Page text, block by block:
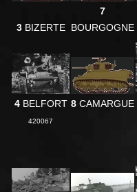
3BIZERTE
7
BOURGOGNE
4BELFORT
420067
8 CAMARGUE